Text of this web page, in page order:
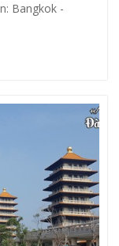
Bangkok -